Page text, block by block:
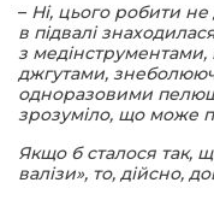
– Ні, цього робити
в підвалі
з
джгутами,
одноразовими
зрозуміло, що може
Якщо б сталося так,
валізи», то, дійсно,